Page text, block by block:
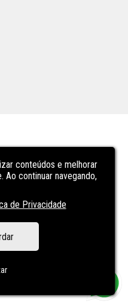
conteúdos e melhorar
Ao continuar navegando,
de Privacidade